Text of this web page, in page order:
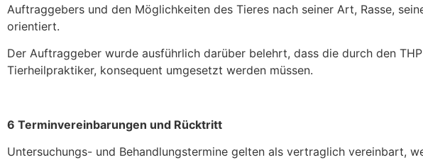
Auftraggebers und den Möglichkeiten des Tieres nach seiner Art, Rasse,
orientiert.
Der Auftraggeber wurde ausführlich darüber belehrt, dass die durch den
Tierheilpraktiker, konsequent umgesetzt werden müssen.
6 Terminvereinbarungen und Rücktritt
Untersuchungs- und Behandlungstermine gelten als vertraglich vereinbart,